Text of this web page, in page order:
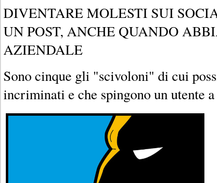
DIVENTARE MOLESTI SUI
UN POST, ANCHE QUANDO
AZIENDALE
Sono cinque gli "scivoloni" di cui
incriminati e che spingono un utente